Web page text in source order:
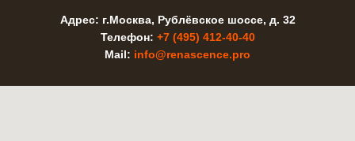
Адрес: г.Москва, Рублёвское шоссе, д. 32
Телефон: +7 (495) 412-40-40
Mail: info@renascence.pro